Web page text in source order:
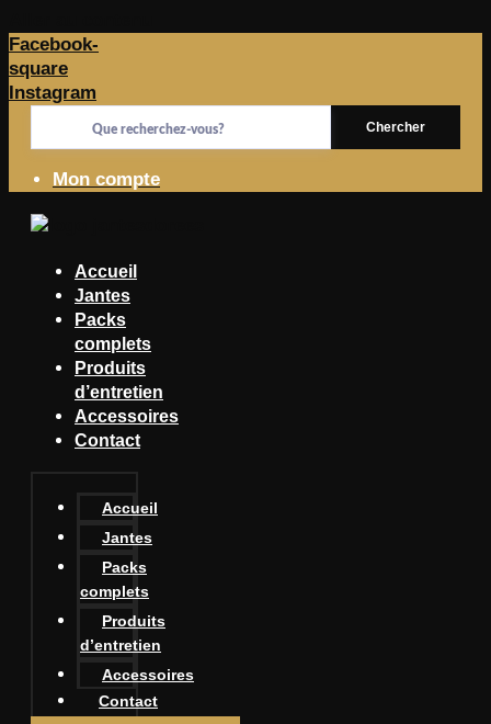
Facebook-
square
Instagram
Chercher
Mon compte
Accueil
Jantes
Packs
complets
Produits
d’entretien
Accessoires
Contact
Accueil
Jantes
Packs
complets
Produits
d’entretien
Accessoires
Contact